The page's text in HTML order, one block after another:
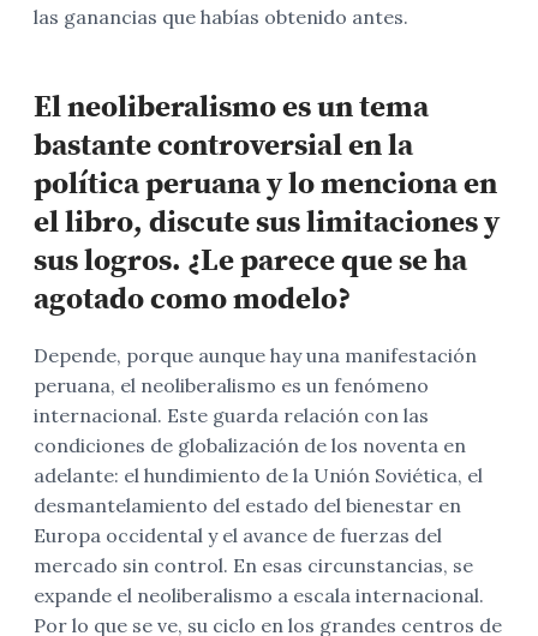
las ganancias que habías obtenido antes.
El neoliberalismo es un tema
bastante controversial en la
política peruana y lo menciona en
el libro, discute sus limitaciones y
sus logros. ¿Le parece que se ha
agotadocomo modelo?
Depende, porque aunque hay una manifestación
peruana, el neoliberalismo es un fenómeno
internacional. Este guarda relación con las
condiciones de globalización de los noventa en
adelante: el hundimiento de la Unión Soviética, el
desmantelamiento del estado del bienestar en
Europa occidental y el avance de fuerzas del
mercado sin control. En esas circunstancias, se
expande el neoliberalismo a escala internacional.
Por lo que se ve, su ciclo en los grandes centros de